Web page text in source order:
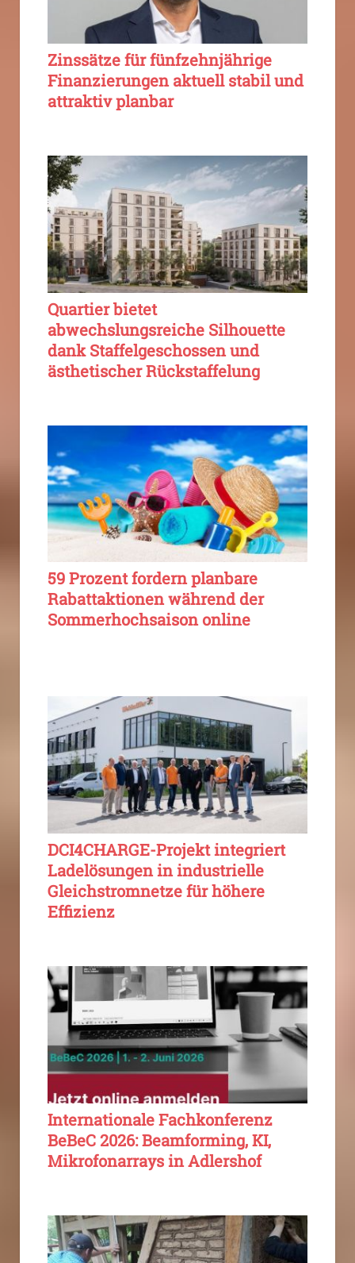
Zinssätze für fünfzehnjährige
Finanzierungen aktuell stabil und
attraktiv planbar
Quartier bietet
abwechslungsreiche Silhouette
dank Staffelgeschossen und
ästhetischer Rückstaffelung
59 Prozent fordern planbare
Rabattaktionen während der
Sommerhochsaison online
DCI4CHARGE-Projekt integriert
Ladelösungen in industrielle
Gleichstromnetze für höhere
Effizienz
Internationale Fachkonferenz
BeBeC 2026: Beamforming, KI,
Mikrofonarrays in Adlershof